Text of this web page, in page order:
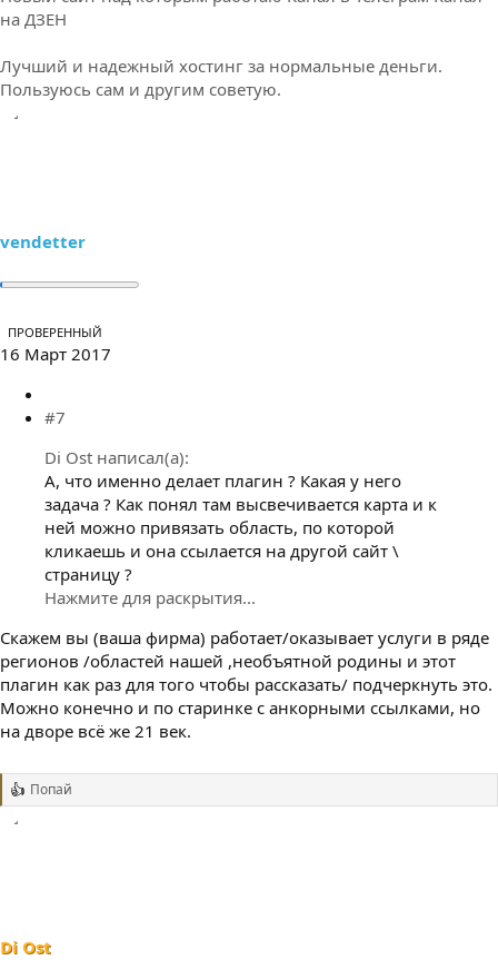
на ДЗЕН
Лучший и надежный хостинг за нормальные деньги.
Пользуюсь сам и другим советую.
vendetter
ПРОВЕРЕННЫЙ
16 Март 2017
#7
Di Ost написал(а):
А, что именно делает плагин ? Какая у него
задача ? Как понял там высвечивается карта и к
ней можно привязать область, по которой
кликаешь и она ссылается на другой сайт \
страницу ?
Нажмите для раскрытия...
Скажем вы (ваша фирма) работает/оказывает услуги в ряде
регионов /областей нашей ,необъятной родины и этот
плагин как раз для того чтобы рассказать/ подчеркнуть это.
Можно конечно и по старинке с анкорными ссылками, но
на дворе всё же 21 век.
Р
Попай
Di Ost